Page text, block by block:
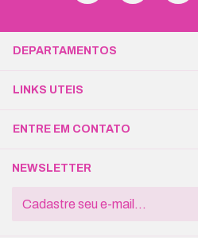
DEPARTAMENTOS
LINKS UTEIS
ENTRE EM CONTATO
NEWSLETTER